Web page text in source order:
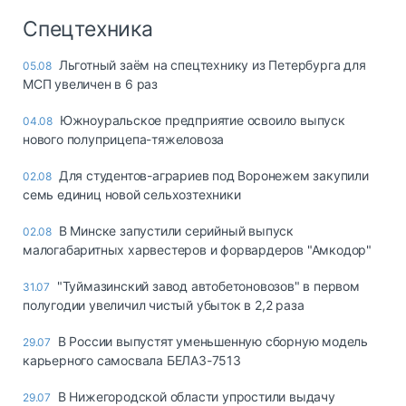
Спецтехника
05.08 Льготный заём на спецтехнику из Петербурга для
МСП увеличен в 6 раз
04.08 Южноуральское предприятие освоило выпуск
нового полуприцепа-тяжеловоза
02.08 Для студентов-аграриев под Воронежем закупили
семь единиц новой сельхозтехники
02.08 В Минске запустили серийный выпуск
малогабаритных харвестеров и форвардеров "Амкодор"
31.07
"Туймазинский завод автобетоновозов" в первом
полугодии увеличил чистый убыток в 2,2 раза
29.07
В России выпустят уменьшенную сборную модель
карьерного самосвала БЕЛАЗ-7513
29.07
В Нижегородской области упростили выдачу